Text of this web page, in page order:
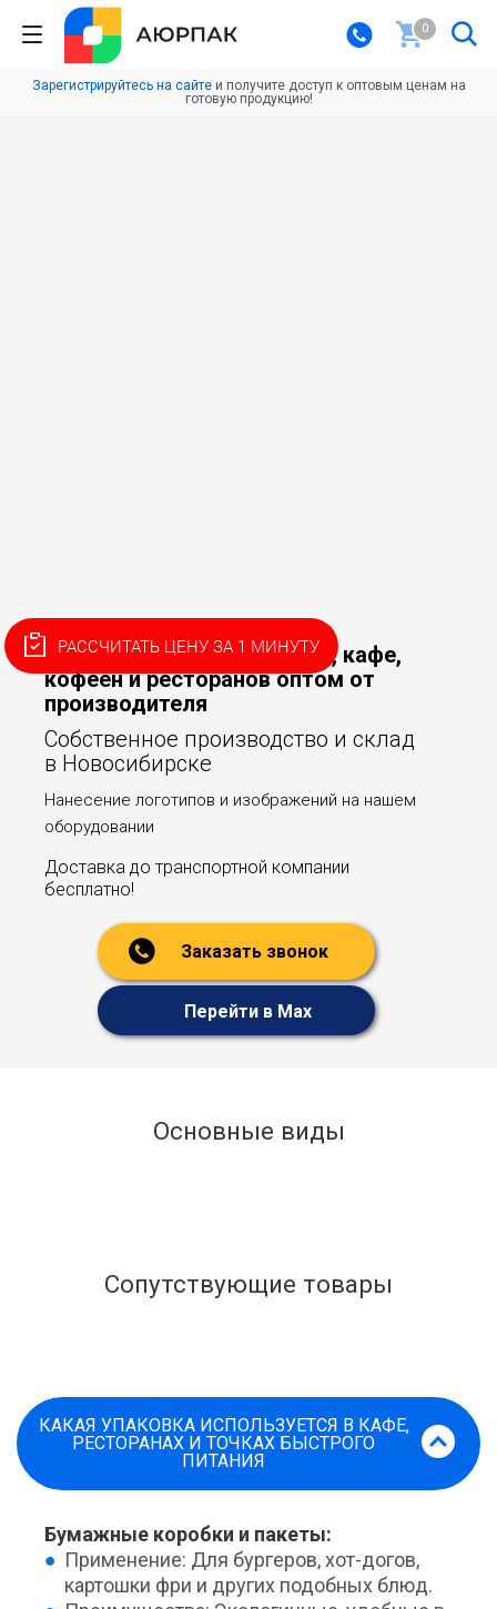
0
Зарегистрируйтесь на сайтеи получите доступ к оптовым ценам на
готовую продукцию!
Пакеты для доставки еды, кафе,
кофеен и ресторанов оптом от
производителя
Собственное производство и склад
в Новосибирске
Нанесение логотипов и изображений на нашем
оборудовании
Доставка до транспортной компании
бесплатно!
Заказать звонок
Перейти в Max
Основные виды
Сопутствующие товары
КАКАЯ УПАКОВКА ИСПОЛЬЗУЕТСЯ В КАФЕ,
РЕСТОРАНАХ И ТОЧКАХ БЫСТРОГО
ПИТАНИЯ
Бумажные коробки и пакеты:
Применение: Для бургеров, хот-догов,
картошки фри и других подобных блюд.
РАССЧИТАТЬ ЦЕНУ ЗА 1 МИНУТУ